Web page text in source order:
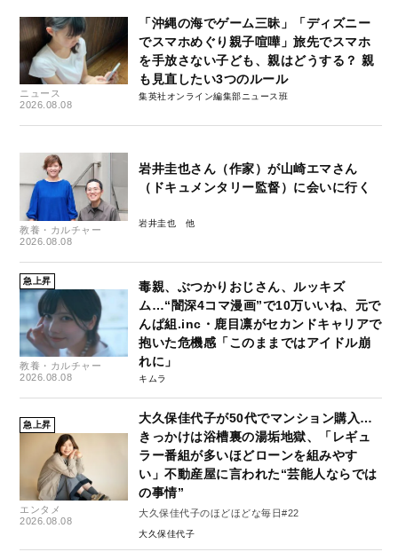
ニュース
2026.08.08
「沖縄の海でゲーム三昧」「ディズニー
でスマホめぐり親子喧嘩」旅先でスマホ
を手放さない子ども、親はどうする？ 親
も見直したい3つのルール
集英社オンライン編集部ニュース班
教養・カルチャー
2026.08.08
岩井圭也さん（作家）が山崎エマさん
（ドキュメンタリー監督）に会いに行く
岩井圭也
急上昇
教養・カルチャー
2026.08.08
毒親、ぶつかりおじさん、ルッキズ
ム…“闇深4コマ漫画”で10万いいね、元で
んぱ組.inc・鹿目凛がセカンドキャリアで
抱いた危機感「このままではアイドル崩
れに」
キムラ
急上昇
エンタメ
2026.08.08
大久保佳代子が50代でマンション購入…
きっかけは浴槽裏の湯垢地獄、「レギュ
ラー番組が多いほどローンを組みやす
い」不動産屋に言われた“芸能人ならでは
の事情”
大久保佳代子のほどほどな毎日#22
大久保佳代子